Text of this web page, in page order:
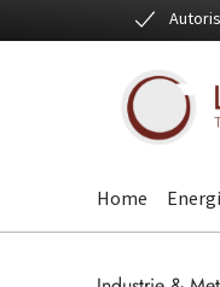
Hauptinhalt springen
Zur Suche springen
Zur Hauptnavigation
Home